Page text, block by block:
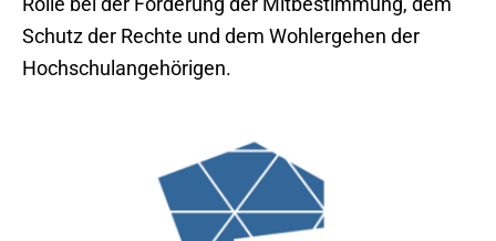
Schutz der Rechte und dem Wohlergehen der
Hochschulangehörigen.